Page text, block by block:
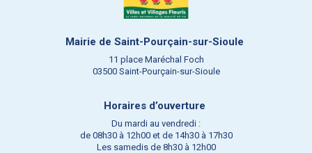
Mairie de Saint-Pourçain-sur-Sioule
11 place Maréchal Foch
03500 Saint-Pourçain-sur-Sioule
Horaires d’ouverture
Du mardi au vendredi :
de 08h30 à 12h00 et de 14h30 à 17h30
Les samedis de 8h30 à 12h00